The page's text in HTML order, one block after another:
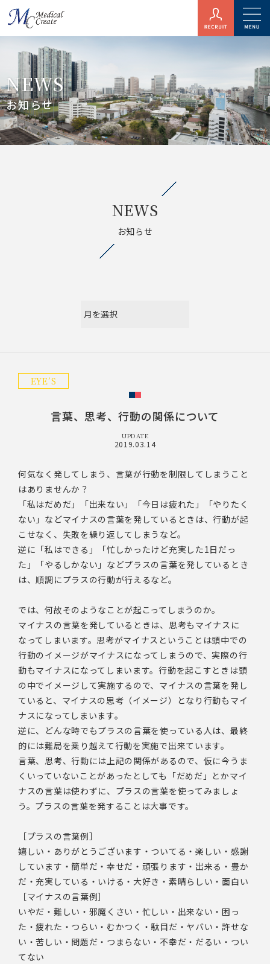
NEWS
お知らせ
NEWS
お知らせ
EYE’S
言葉、思考、行動の関係について
UPDATE
2019.03.14
何気なく発してしまう、言葉が行動を制限してしまうこと
はありませんか？
「私はだめだ」「出来ない」「今日は疲れた」「やりたく
ない」などマイナスの言葉を発しているときは、行動が起
こせなく、失敗を繰り返してしまうなど。
逆に「私はできる」「忙しかったけど充実した1日だっ
た」「やるしかない」などプラスの言葉を発しているとき
は、順調にプラスの行動が行えるなど。
では、何故そのようなことが起こってしまうのか。
マイナスの言葉を発しているときは、思考もマイナスに
なってしまいます。思考がマイナスということは頭中での
行動のイメージがマイナスになってしまうので、実際の行
動もマイナスになってしまいます。行動を起こすときは頭
の中でイメージして実施するので、マイナスの言葉を発し
ていると、マイナスの思考（イメージ）となり行動もマイ
ナスになってしまいます。
逆に、どんな時でもプラスの言葉を使っている人は、最終
的には難局を乗り越えて行動を実施で出来ています。
言葉、思考、行動には上記の関係があるので、仮に今うま
くいっていないことがあったとしても「だめだ」とかマイ
ナスの言葉は使わずに、プラスの言葉を使ってみましょ
う。プラスの言葉を発することは大事です。
［プラスの言葉例］
嬉しい・ありがとうございます・ついてる・楽しい・感謝
しています・簡単だ・幸せだ・頑張ります・出来る・豊か
だ・充実している・いける・大好き・素晴らしい・面白い
［マイナスの言葉例］
いやだ・難しい・邪魔くさい・忙しい・出来ない・困っ
た・疲れた・つらい・むかつく・駄目だ・ヤバい・許せな
い・苦しい・問題だ・つまらない・不幸だ・だるい・つい
てない